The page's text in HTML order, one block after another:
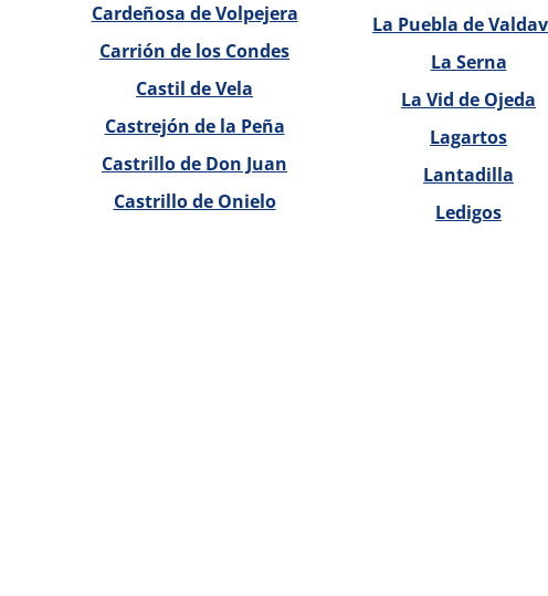
Cardeñosa de Volpejera
Carrión de los Condes
Castil de Vela
Castrejón de la Peña
Castrillo de Don Juan
Castrillo de Onielo
La Puebla de
La Serna
La Vid de Ojeda
Lagartos
Lantadilla
Ledigos